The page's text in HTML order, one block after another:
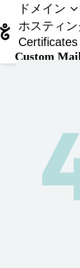
ドメイン
ホスティ
Certificates
Custom